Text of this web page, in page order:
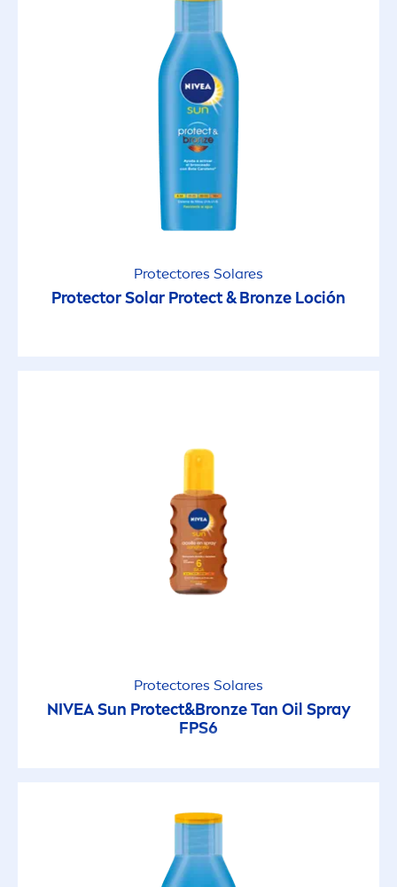
Protectores Solares
Protector Solar Protect&Bronze Loción
Protectores Solares
NIVEA Sun Protect&BronzeTan Oil Spray
FPS6